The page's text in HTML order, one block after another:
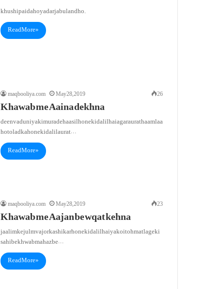
khushi paida ho ya darja buland ho.
Read More »
maqbooliya.com May 28, 2019 26
Khawab me Aaina dekhna
deen va duniya ki murade haasil hone ki dalil hai agar aurat haamlaa
ho to ladka hone ki dalil aurat…
Read More »
maqbooliya.com May 28, 2019 23
Khawab me Aajan be wqat kehna
jaalim ke julm va jor ka shikar hone ki dalil hai ya koi tohmat lage ki
sahibe khwab mahaz be…
Read More »